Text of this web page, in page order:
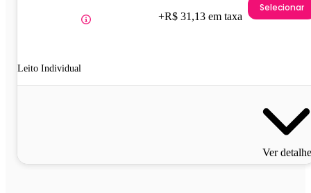
Leito Individual
+R$ 31,13 em taxa
Selecionar
Ver